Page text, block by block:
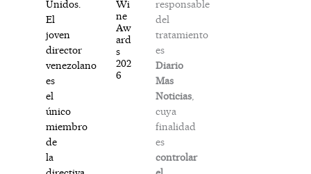
Unidos.
El
joven
director
venezolano
es
el
único
miembro
de
la
Wi
ne
Aw
ard
s
202
6
responsable
del
tratamiento
es
Diario
Mas
Noticias,
cuya
finalidad
es
controlar